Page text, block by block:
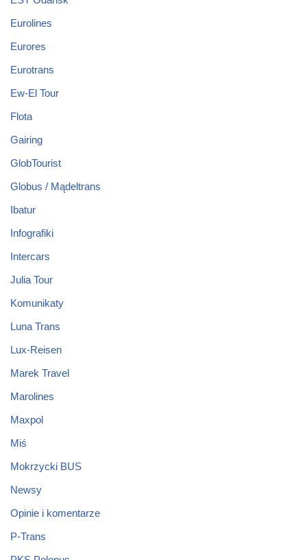
Eurolines
Eurores
Eurotrans
Ew-El Tour
Flota
Gairing
GlobTourist
Globus / Mądeltrans
Ibatur
Infografiki
Intercars
Julia Tour
Komunikaty
Luna Trans
Lux-Reisen
Marek Travel
Marolines
Maxpol
Miś
Mokrzycki BUS
Newsy
Opinie i komentarze
P-Trans